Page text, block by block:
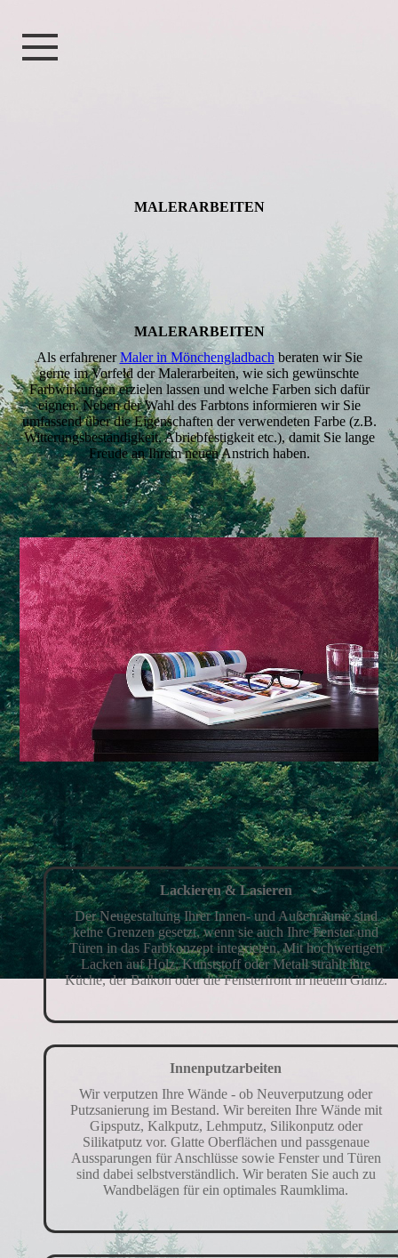
MALER­­ARBEITEN
MALERARBEITEN
Als erfahrenerMaler in Mönchengladbachberaten wir Sie
gerne im Vorfeld der Malerarbeiten, wie sich gewünschte
Farbwirkungen erzielen lassen und welche Farben sich dafür
eignen. Neben der Wahl des Farbtons informieren wir Sie
umfassend über die Eigenschaften der verwendeten Farbe (z.B.
Witterungsbeständigkeit, Abriebfestigkeit etc.), damit Sie lange
Freude an Ihrem neuen Anstrich haben.
Lackieren & Lasieren
Der Neugestaltung Ihrer Innen- und Außenräume sind
keine Grenzen gesetzt, wenn sie auch Ihre Fenster und
Türen in das Farbkonzept integrieren. Mit hochwertigen
Lacken auf Holz, Kunststoff oder Metall strahlt ihre
Küche, der Balkon oder die Fensterfront in neuem Glanz.
Innenputzarbeiten
Wir verputzen Ihre Wände - ob Neuverputzung oder
Putzsanierung im Bestand. Wir bereiten Ihre Wände mit
Gipsputz, Kalkputz, Lehmputz, Silikonputz oder
Silikatputz vor. Glatte Oberflächen und passgenaue
Aussparungen für Anschlüsse sowie Fenster und Türen
sind dabei selbstverständlich. Wir beraten Sie auch zu
Wandbelägen für ein optimales Raumklima.